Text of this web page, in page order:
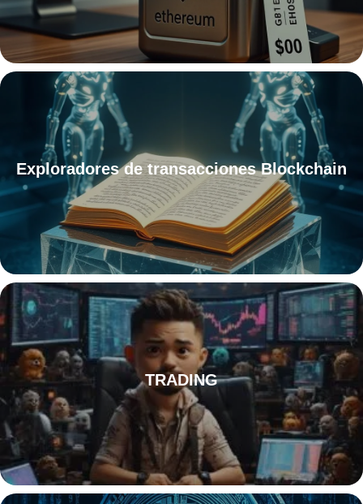
Exploradores de transacciones Blockchain
TRADING